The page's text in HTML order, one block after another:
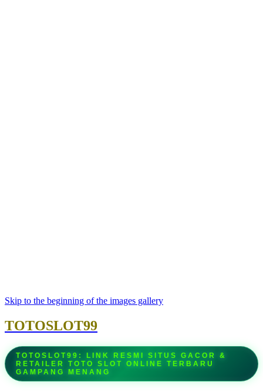
Skip to the beginning of the images gallery
TOTOSLOT99
TOTOSLOT99: LINK RESMI SITUS GACOR &
RETAILER TOTO SLOT ONLINE TERBARU
GAMPANG MENANG